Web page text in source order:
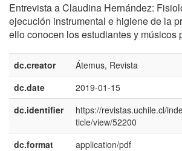
Entrevista a Claudina Hernández:
ejecución instrumental e higiene de la
ello conocen los estudiantes y músicos
dc.creator
Átemus, Revista
dc.date
2019-01-15
dc.identifier
https://revistas.uchile.cl/
ticle/view/52200
dc.format
application/pdf